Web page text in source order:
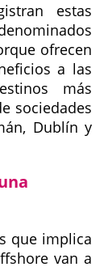
estas
ofrecen
a las
más
sociedades
Dublín y
que implica
van a